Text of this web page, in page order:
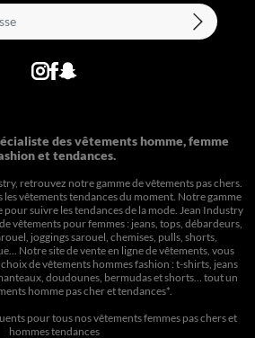
des vêtements homme, femme
et tendances.
retrouvez notre gamme de vêtements pas chers.
les vêtements tendances du moment. Notre gamme
suivre les tendances de la mode. Jean Industry
vêtements pour femmes : jeans, tops, débardeurs,
joggings sarouel, chemises, pulls, shorts,
Notre site de vente en ligne de vêtements, vous
de vêtements hommes fashion : t-shirts, jeans
doudounes, bermudas et shorts… tout un
homme pas cher et tendances*.
pour tous nosvêtements femmes pas cherset
hommes tendances